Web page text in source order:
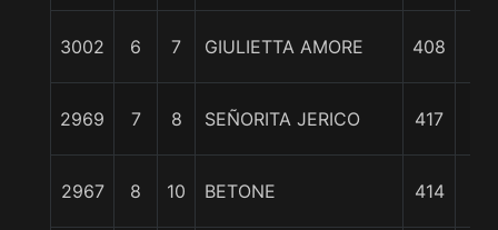
3002 6 7 GIULIETTA AMORE 408
2969 7 8 SEÑORITA JERICO 417
2967 8 10 BETONE 414